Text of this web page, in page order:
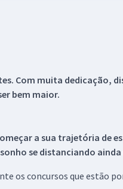
Com muita dedicação,
bem maior.
a sua trajetória de
se distanciando ainda
os concursos que estão